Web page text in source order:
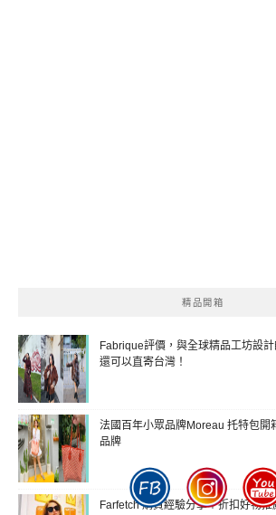
精品開箱
Fabrique評價，與全球精品工坊設計
還可以直寄台灣！
法國百年小眾品牌Moreau 托特包開
品牌
Farfetch 購買經驗分享＋折扣好物